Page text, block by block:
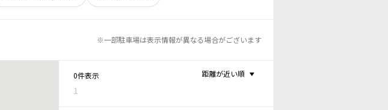
※一部駐車場は表示情報が異なる場合がございます
0件表示
1
距離が近い順